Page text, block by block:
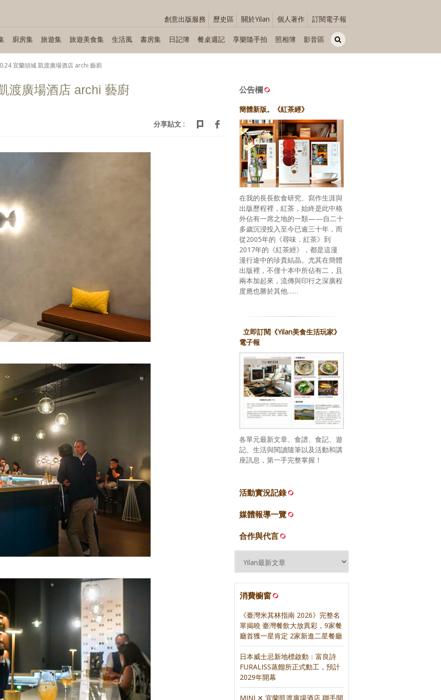
創意出版服務 歷史區 關於Yilan 個人著作 訂閱電子報
廚房集 旅遊集 旅遊美食集 生活風 書房集 日記簿 餐桌週記 享樂隨手拍 照相簿 影音區
宜蘭頭城 凱渡廣場酒店 archi 藝廚
渡廣場酒店 archi 藝廚
分享貼文 :
公告欄
簡體新版。《紅茶經》
在我的長長飲食研究、寫作生涯與
出版歷程裡，紅茶，始終是此中格
外佔有一席之地的一類——自二十
多歲沉浸投入至今已逾三十年，而
從2005年的《尋味．紅茶》到
2017年的《紅茶經》，都是這漫
漫行途中的珍貴結晶。尤其在簡體
出版裡，不僅十本中所佔有二，且
兩本加起來，流傳與印行之深廣程
度應也勝於其他……
立即訂閱《Yilan美食生活玩家》
電子報
各單元最新文章、食譜、食記、遊
記、生活與閱讀隨筆以及活動和講
座訊息，第一手完整掌握！
活動實況記錄
媒體報導一覽
合作與代言
消費櫥窗
《臺灣米其林指南 2026》完整名
單揭曉 臺灣餐飲大放異彩，9家餐
廳首獲一星肯定 2家新進二星餐廳
日本威士忌新地標啟動：富良詩
FURALISS蒸餾所正式動工，預計
2029年開幕
MINI ✕ 宜蘭凱渡廣場酒店 聯手開